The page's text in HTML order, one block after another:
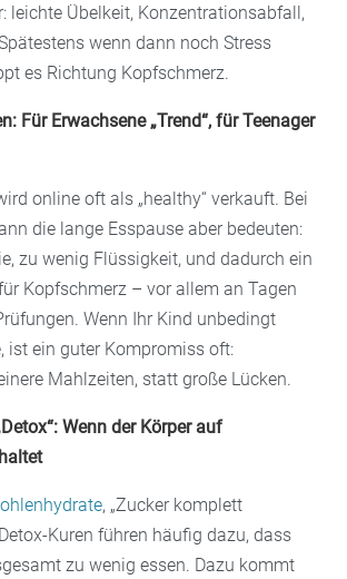
leichte Übelkeit, Konzentrationsabfall,
wenn dann noch Stress
es Richtung Kopfschmerz.
Für Erwachsene „Trend“, für Teenager
online oft als „healthy“ verkauft. Bei
die lange Esspause aber bedeuten:
zu wenig Flüssigkeit, und dadurch ein
Kopfschmerz – vor allem an Tagen
Wenn Ihr Kind unbedingt
ist ein guter Kompromiss oft:
Mahlzeiten, statt große Lücken.
Wenn der Körper auf
, „Zucker komplett
Kuren führen häufig dazu, dass
zu wenig essen. Dazu kommt